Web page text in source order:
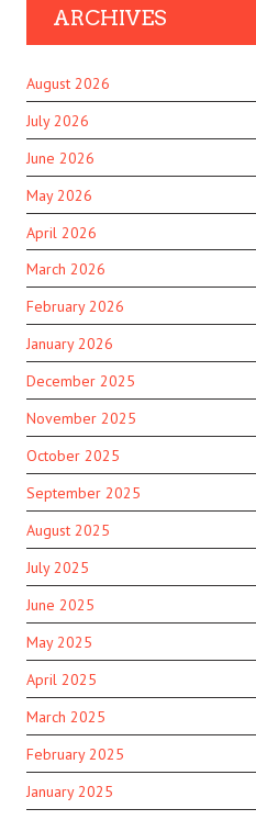
ARCHIVES
August 2026
July 2026
June 2026
May 2026
April 2026
March 2026
February 2026
January 2026
December 2025
November 2025
October 2025
September 2025
August 2025
July 2025
June 2025
May 2025
April 2025
March 2025
February 2025
January 2025